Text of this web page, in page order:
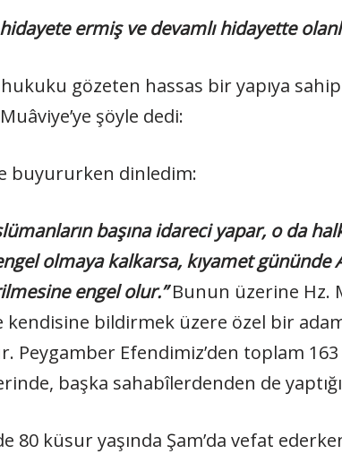
ermiş ve devamlı hidayette
gözeten hassas bir yapıya
şöyle dedi:
buyururken dinledim:
başına idareci yapar, o da
engel olmaya kalkarsa, kıyamet
engel olur.” Bunun üzerine Hz.
kendisine bildirmek üzere özel bir
Efendimiz’den toplam
başka sahabîlerdenden de
80 küsur yaşında Şam’da vefat